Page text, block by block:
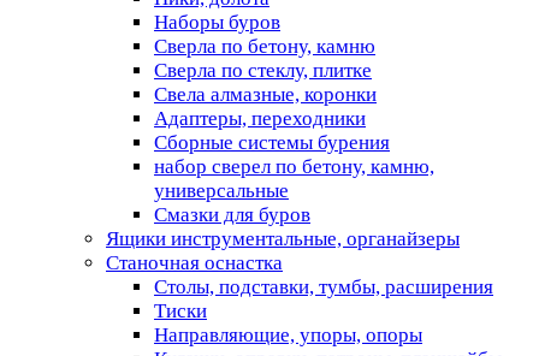
Наборы буров
Сверла по бетону, камню
Сверла по стеклу, плитке
Свела алмазные, коронки
Адаптеры, переходники
Сборные системы бурения
набор сверел по бетону, камню,
универсальные
Смазки для буров
Ящики инструментальные, органайзеры
Станочная оснастка
Столы, подставки, тумбы, расширения
Тиски
Направляющие, упоры, опоры